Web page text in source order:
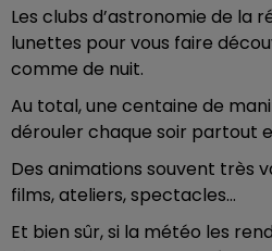
Les clubs d’astronomie de la
lunettes pour vous faire
comme de nuit.
Au total, une centaine de
dérouler chaque soir partout
Des animations souvent très
films, ateliers, spectacles…
Et bien sûr, si la météo les